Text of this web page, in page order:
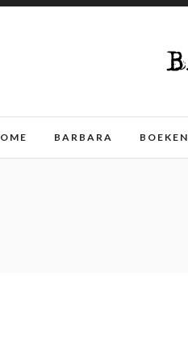
BARBARA BOEKEN